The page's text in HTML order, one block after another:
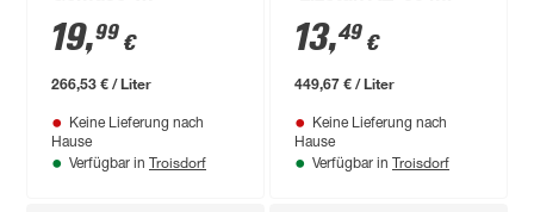
Schädlingsfrei 75 ml
19,99 €
266,53 € / Liter
Keine Lieferung nach
Hause
Verfügbar in Troisdorf
13,49 €
449,67 € / Liter
Keine Lieferung nach
Hause
Verfügbar in Troisdorf